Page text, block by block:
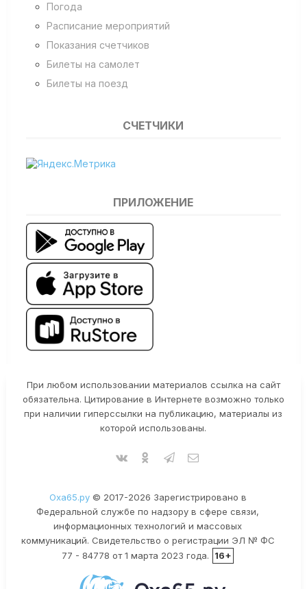
Погода
Расписание мероприятий
Показания счетчиков
Билеты на самолет
Билеты на поезд
СЧЕТЧИКИ
ПРИЛОЖЕНИЕ
При любом использовании материалов ссылка на сайт
обязательна. Цитирование в Интернете возможно только
при наличии гиперссылки на публикацию, материалы из
которой использованы.
Оха65.ру© 2017-2026 Зарегистрировано в
Федеральной службе по надзору в сфере связи,
информационных технологий и массовых
коммуникаций. Свидетельство о регистрации ЭЛ № ФС
77 - 84778 от 1 марта 2023 года.
16+